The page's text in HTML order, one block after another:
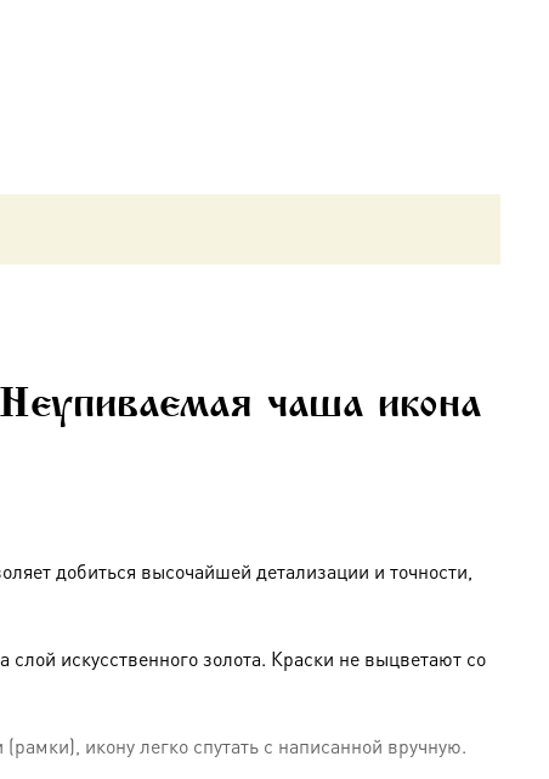
чаша икона
добиться высочайшей детализации и точности,
искусственного золота. Краски не выцветают со
икону легко спутать с написанной вручную.